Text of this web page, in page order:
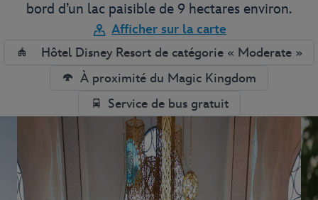
bord d’un lac paisible de 9 hectares environ.
Afficher sur la carte
Hôtel Disney Resort de catégorie « Moderate »
À proximité du Magic Kingdom
Service de bus gratuit